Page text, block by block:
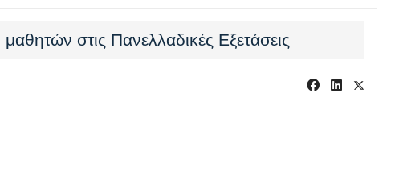
στις Πανελλαδικές Εξετάσεις